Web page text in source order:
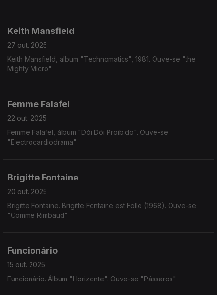
Keith Mansfield
27 out. 2025
Keith Mansfield, álbum "Technomatics", 1981. Ouve-se "the
Mighty Micro"
Femme Falafel
22 out. 2025
Femme Falafel, álbum "Dói Dói Proibido". Ouve-se
"Electrocardiodrama"
Brigitte Fontaine
20 out. 2025
Brigitte Fontaine. Brigitte Fontaine est Folle (1968). Ouve-se
"Comme Rimbaud"
Funcionário
15 out. 2025
Funcionário. Álbum "Horizonte". Ouve-se "Pássaros"